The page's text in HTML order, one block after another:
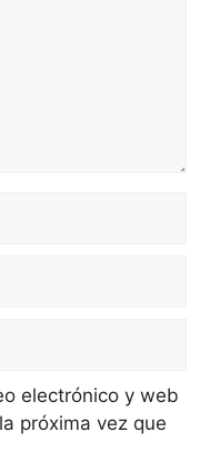
electrónico y web
próxima vez que